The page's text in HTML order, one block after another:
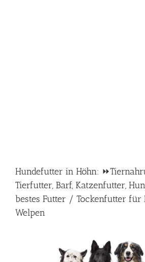
Hundefutter in Höhn:
Tierfutter, Barf, Katzenfutter,
bestes Futter / Tockenfutter für
Welpen